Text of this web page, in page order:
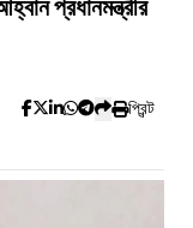
প্রধানমন্ত্রীর
প্রিন্ট